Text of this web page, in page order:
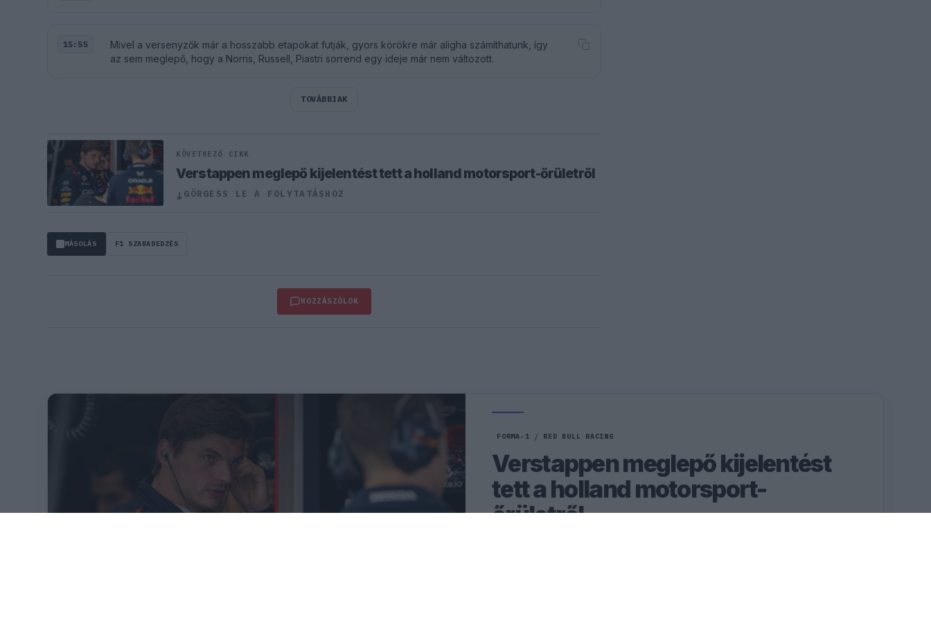
15:55
Mivel a versenyzők már a hosszabb etapokat futják, gyors körökre már aligha számíthatunk, így
az sem meglepő, hogy a Norris, Russell, Piastri sorrend egy ideje már nem változott.
TOVÁBBIAK
KÖVETKEZŐ CIKK
Verstappen meglepő kijelentést tett a holland motorsport-őrületről
↓ GÖRGESS LE A FOLYTATÁSHOZ
MÁSOLÁS F1 SZABADEDZÉS
HOZZÁSZÓLOK
FORMA-1 / RED BULL RACING
Verstappen meglepő kijelentést
tett a holland motorsport-
őrületről